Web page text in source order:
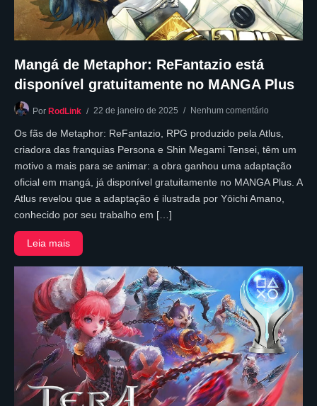
Mangá de Metaphor: ReFantazio está
disponível gratuitamente no MANGA Plus
Por RodLink 22 de janeiro de 2025 Nenhum comentário
Os fãs de Metaphor: ReFantazio, RPG produzido pela Atlus,
criadora das franquias Persona e Shin Megami Tensei, têm um
motivo a mais para se animar: a obra ganhou uma adaptação
oficial em mangá, já disponível gratuitamente no MANGA Plus. A
Atlus revelou que a adaptação é ilustrada por Yōichi Amano,
conhecido por seu trabalho em […]
Leia mais